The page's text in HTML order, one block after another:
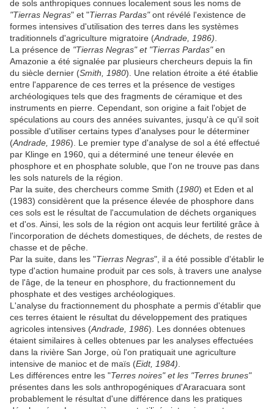
de sols anthropiques connues localement sous les noms de
"Tierras Negras" et "Tierras Pardas"ont révélé l'existence de
formes intensives d'utilisation des terres dans les systèmes
traditionnels d'agriculture migratoire (Andrade, 1986)
La présence de "Tierras Negras" et "Tierras Pardas"en
Amazonie a été signalée par plusieurs chercheurs depuis la fin
du siècle dernier (Smith, 1980). Une relation étroite a été établie
entre l'apparence de ces terres et la présence de vestiges
archéologiques tels que des fragments de céramique et des
instruments en pierre. Cependant, son origine a fait l'objet de
spéculations au cours des années suivantes, jusqu'à ce qu'il soit
possible d'utiliser certains types d'analyses pour le déterminer
(Andrade, 1986). Le premier type d'analyse de sol a été effectué
par Klinge en 1960, qui a déterminé une teneur élevée en
phosphore et en phosphate soluble, que l'on ne trouve pas dans
les sols naturels de la région.
Par la suite, des chercheurs comme Smith (1980) et Eden et al
(1983) considèrent que la présence élevée de phosphore dans
ces sols est le résultat de l'accumulation de déchets organiques
et d'os. Ainsi, les sols de la région ont acquis leur fertilité grâce à
l'incorporation de déchets domestiques, de déchets, de restes de
chasse et de pêche.
Par la suite, dans les "Tierras Negras", il a été possible d'établir le
type d'action humaine produit par ces sols, à travers une analyse
de l'âge, de la teneur en phosphore, du fractionnement du
phosphate et des vestiges archéologiques.
L'analyse du fractionnement du phosphate a permis d'établir que
ces terres étaient le résultat du développement des pratiques
agricoles intensives (Andrade, 1986). Les données obtenues
étaient similaires à celles obtenues par les analyses effectuées
dans la rivière San Jorge, où l'on pratiquait une agriculture
intensive de manioc et de maïs (Eidt, 1984)
Les différences entre les "Terres noires" et les "Terres brunes"
présentes dans les sols anthropogéniques d'Araracuara sont
probablement le résultat d'une différence dans les pratiques